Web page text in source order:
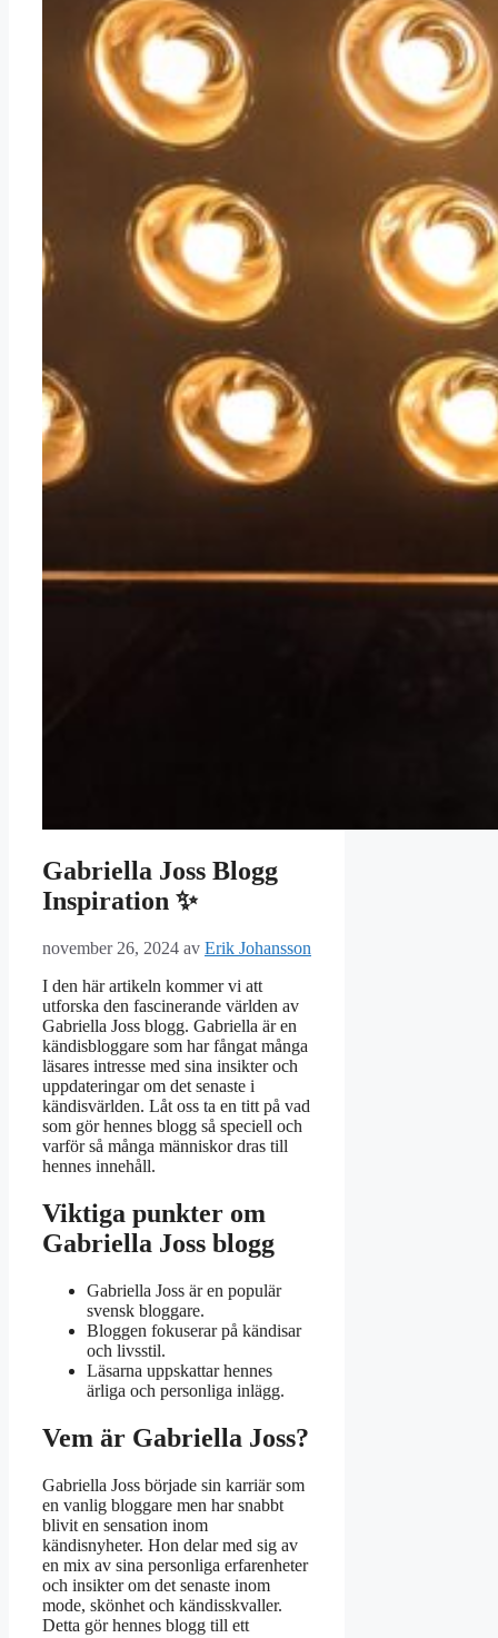
Gabriella Joss Blogg
Inspiration ✨
november 26, 2024 av Erik Johansson
I den här artikeln kommer vi att
utforska den fascinerande världen av
Gabriella Joss blogg. Gabriella är en
kändisbloggare som har fångat många
läsares intresse med sina insikter och
uppdateringar om det senaste i
kändisvärlden. Låt oss ta en titt på vad
som gör hennes blogg så speciell och
varför så många människor dras till
hennes innehåll.
Viktiga punkter om
Gabriella Joss blogg
Gabriella Joss är en populär
svensk bloggare.
Bloggen fokuserar på kändisar
och livsstil.
Läsarna uppskattar hennes
ärliga och personliga inlägg.
Vem är Gabriella Joss?
Gabriella Joss började sin karriär som
en vanlig bloggare men har snabbt
blivit en sensation inom
kändisnyheter. Hon delar med sig av
en mix av sina personliga erfarenheter
och insikter om det senaste inom
mode, skönhet och kändisskvaller.
Detta gör hennes blogg till ett